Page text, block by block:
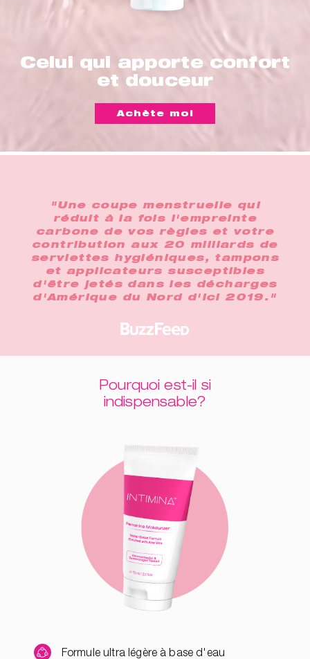
Celui qui apporte confort
et douceur
Achète moi
"Une coupe menstruelle qui
réduit à la fois l'empreinte
carbone de vos règles et votre
contribution aux 20 milliards de
serviettes hygiéniques, tampons
et applicateurs susceptibles
d'être jetés dans les décharges
d'Amérique du Nord d'ici 2019."
Pourquoi est-il si
indispensable?
Formule ultra légère à base d'eau